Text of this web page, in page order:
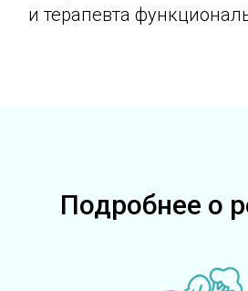
и терапевта
Подробнее о